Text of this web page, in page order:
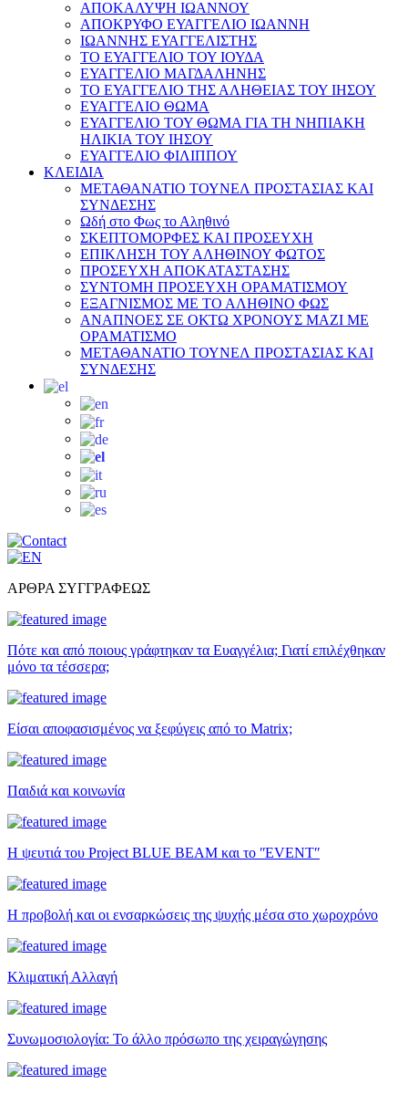
ΑΠΟΚΑΛΥΨΗ ΙΩΑΝΝΟΥ
ΑΠΟΚΡΥΦΟ ΕΥΑΓΓΕΛΙΟ ΙΩΑΝΝΗ
ΙΩΑΝΝΗΣ ΕΥΑΓΓΕΛΙΣΤΗΣ
ΤΟ ΕΥΑΓΓΕΛΙΟ ΤΟΥ ΙΟΥΔΑ
ΕΥΑΓΓΕΛΙΟ ΜΑΓΔΑΛΗΝΗΣ
ΤΟ ΕΥΑΓΓΕΛΙΟ ΤΗΣ ΑΛΗΘΕΙΑΣ ΤΟΥ ΙΗΣΟΥ
ΕΥΑΓΓΕΛΙΟ ΘΩΜΑ
ΕΥΑΓΓΕΛΙΟ ΤΟΥ ΘΩΜΑ ΓΙΑ ΤΗ ΝΗΠΙΑΚΗ
ΗΛΙΚΙΑ ΤΟΥ ΙΗΣΟΥ
ΕΥΑΓΓΕΛΙΟ ΦΙΛΙΠΠΟΥ
ΚΛΕΙΔΙΑ
ΜΕΤΑΘΑΝΑΤΙΟ ΤΟΥΝΕΛ ΠΡΟΣΤΑΣΙΑΣ ΚΑΙ
ΣΥΝΔΕΣΗΣ
Ωδή στο Φως το Αληθινό
ΣΚΕΠΤΟΜΟΡΦΕΣ ΚΑΙ ΠΡΟΣΕΥΧΗ
ΕΠΙΚΛΗΣΗ ΤΟΥ ΑΛΗΘΙΝΟΥ ΦΩΤΟΣ
ΠΡΟΣΕΥΧΗ ΑΠΟΚΑΤΑΣΤΑΣΗΣ
ΣΥΝΤΟΜΗ ΠΡΟΣΕΥΧΗ ΟΡΑΜΑΤΙΣΜΟΥ
ΕΞΑΓΝΙΣΜΟΣ ΜΕ ΤΟ ΑΛΗΘΙΝΟ ΦΩΣ
ΑΝΑΠΝΟΕΣ ΣΕ ΟΚΤΩ ΧΡΟΝΟΥΣ ΜΑΖΙ ΜΕ
ΟΡΑΜΑΤΙΣΜΟ
ΜΕΤΑΘΑΝΑΤΙΟ ΤΟΥΝΕΛ ΠΡΟΣΤΑΣΙΑΣ ΚΑΙ
ΣΥΝΔΕΣΗΣ
ΑΡΘΡΑ ΣΥΓΓΡΑΦΕΩΣ
Πότε και από ποιους γράφτηκαν τα Ευαγγέλια; Γιατί επιλέχθηκαν
μόνο τα τέσσερα;
Είσαι αποφασισμένος να ξεφύγεις από το Matrix;
Παιδιά και κοινωνία
Η ψευτιά του Project BLUE BEAM και το ʺEVENTʺ
Η προβολή και οι ενσαρκώσεις της ψυχής μέσα στο χωροχρόνο
Κλιματική Αλλαγή
Συνωμοσιολογία: Το άλλο πρόσωπο της χειραγώγησης